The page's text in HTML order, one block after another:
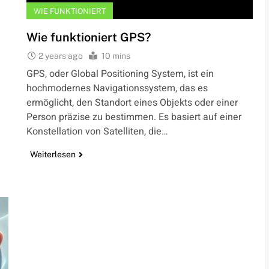
WIE FUNKTIONIERT
Wie funktioniert GPS?
2 years ago 10 mins
GPS, oder Global Positioning System, ist ein
hochmodernes Navigationssystem, das es
ermöglicht, den Standort eines Objekts oder einer
Person präzise zu bestimmen. Es basiert auf einer
Konstellation von Satelliten, die…
Weiterlesen